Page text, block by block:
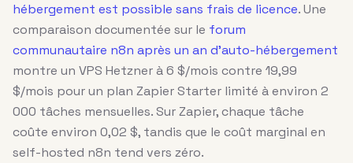
hébergement est possible sans frais de licence. Une
comparaison documentée sur le forum
communautaire n8n après un an d’auto-hébergement
montre un VPS Hetzner à 6 $/mois contre 19,99
$/mois pour un plan Zapier Starter limité à environ 2
000 tâches mensuelles. Sur Zapier, chaque tâche
coûte environ 0,02 $, tandis que le coût marginal en
self-hosted n8n tend vers zéro.